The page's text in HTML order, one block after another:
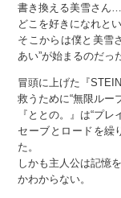
書き換える美雪さん
どこを好きになれと
そこからは僕と美雪
あい”が始まるのだっ
冒頭に上げた『
救うために“無限ルー
『ととの。』は“プ
セーブとロードを繰
た。
しかも主人公は記憶
かわからない。